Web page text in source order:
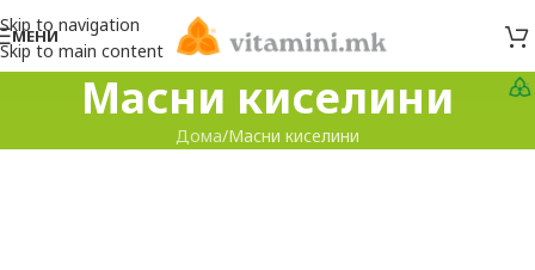
Skip to navigation
Skip to main content
МЕНИ
Масни киселини
Дома Масни киселини